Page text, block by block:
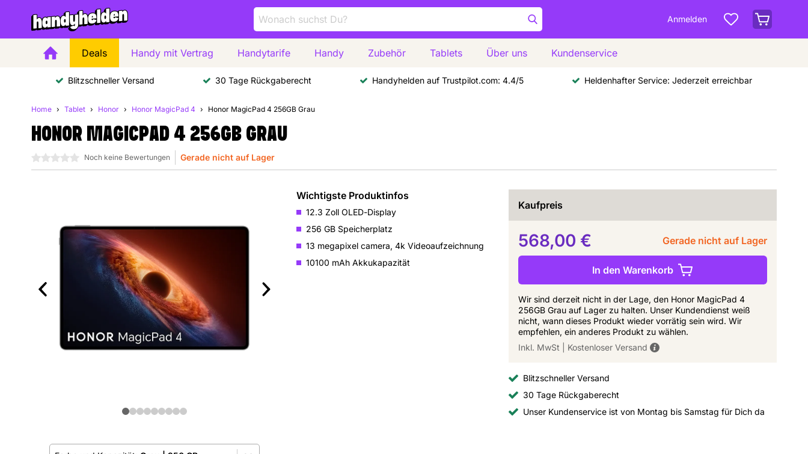
Anmelden
Deals Handy mit Vertrag Handytarife Handy Zubehör Tablets Über uns Kundenservice
Blitzschneller Versand 30 Tage Rückgaberecht Handyhelden auf Trustpilot.com: 4.4/5 Heldenhafter Service: Jederzeit erreichbar
Home Tablet Honor Honor MagicPad 4 Honor MagicPad 4 256GB Grau
HONOR MAGICPAD 4 256GB GRAU
0 Sterne Noch keine Bewertungen Gerade nicht auf Lager
Wichtigste Produktinfos
12.3 Zoll OLED-Display
256 GB Speicherplatz
13 megapixel camera, 4k Videoaufzeichnung
10100 mAh Akkukapazität
Kaufpreis
568,00 € Gerade nicht auf Lager
In den Warenkorb
Wir sind derzeit nicht in der Lage, den Honor MagicPad 4
256GB Grau auf Lager zu halten. Unser Kundendienst weiß
nicht, wann dieses Produkt wieder vorrätig sein wird. Wir
empfehlen, ein anderes Produkt zu wählen.
Inkl. MwSt
Kostenloser Versand
Blitzschneller Versand
30 Tage Rückgaberecht
Unser Kundenservice ist von Montag bis Samstag für Dich da